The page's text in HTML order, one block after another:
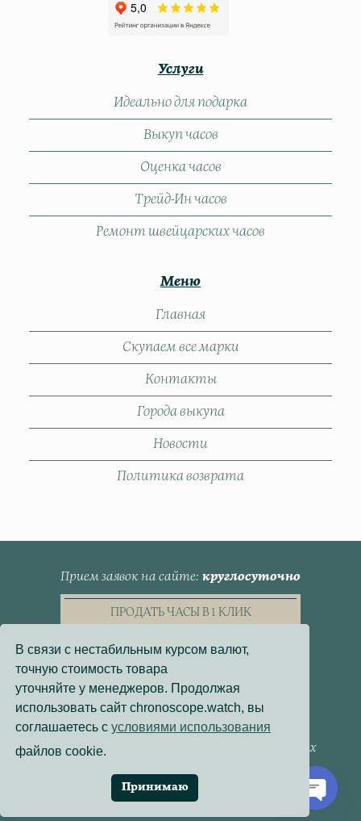
Услуги
Идеально для подарка
Выкуп часов
Оценка часов
Трейд-Ин часов
Ремонт швейцарских часов
Меню
Главная
Скупаем все марки
Контакты
Города выкупа
Новости
Политика возврата
Прием заявок на сайте круглосуточно
ПРОДАТЬ ЧАСЫ В 1 КЛИК
Пользовательское Соглашение
Политика конфиденциальности
Согласие на обработку персональных данных
Политика использования файлов cookie
Разработка сайта:Онлайн-Проекты
В связи с нестабильным курсом валют,
точную стоимость товара
уточняйте у менеджеров. Продолжая
использовать сайт chronoscope.watch, вы
соглашаетесь сусловиями использования
файлов cookie.
Принимаю